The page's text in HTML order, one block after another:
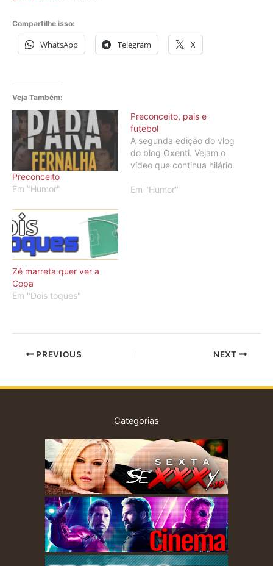
Compartilhe isso:
WhatsApp Telegram X
Veja Também:
Preconceito
Em "Humor"
Preconceito, pais e
futebol
A segunda edição do vlog
do blog Oxenti. Vejam o
vídeo que continua hilário.
Em "Humor"
Zé marreta quer ver a
Copa
Em "Dois toques"
PREVIOUS NEXT
Categorias